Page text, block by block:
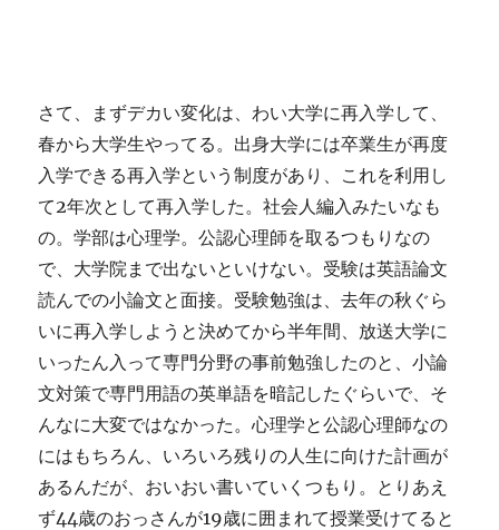
さて、まずデカい変化は、わい大学に再入学して、
春から大学生やってる。出身大学には卒業生が再度
入学できる再入学という制度があり、これを利用し
て2年次として再入学した。社会人編入みたいなも
の。学部は心理学。公認心理師を取るつもりなの
で、大学院まで出ないといけない。受験は英語論文
読んでの小論文と面接。受験勉強は、去年の秋ぐら
いに再入学しようと決めてから半年間、放送大学に
いったん入って専門分野の事前勉強したのと、小論
文対策で専門用語の英単語を暗記したぐらいで、そ
んなに大変ではなかった。心理学と公認心理師なの
にはもちろん、いろいろ残りの人生に向けた計画が
あるんだが、おいおい書いていくつもり。とりあえ
ず44歳のおっさんが19歳に囲まれて授業受けてると